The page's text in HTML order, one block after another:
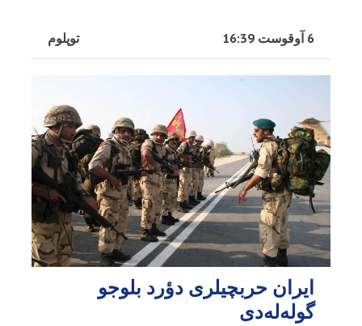
توپلوم 6 آوقوست 16:39
ایران حربچیلری دؤرد بلوجو
گوله‌له‌دی